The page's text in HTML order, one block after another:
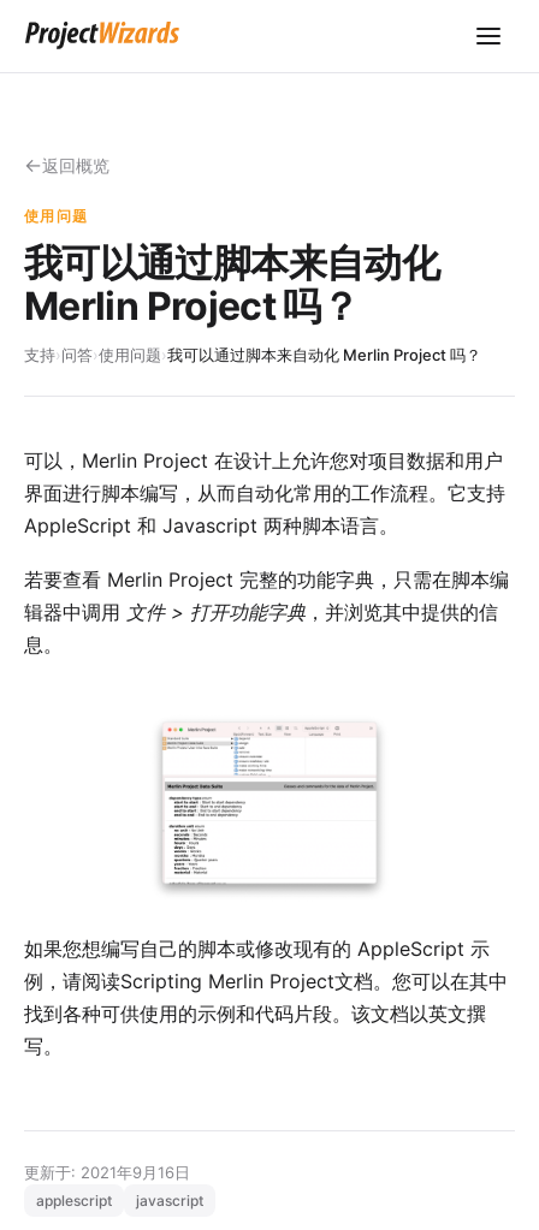
返回概览
使用问题
我可以通过脚本来自动化
Merlin Project 吗？
支持›问答›使用问题›我可以通过脚本来自动化 Merlin Project 吗？
可以，Merlin Project 在设计上允许您对项目数据和用户
界面进行脚本编写，从而自动化常用的工作流程。它支持
AppleScript 和 Javascript 两种脚本语言。
若要查看 Merlin Project 完整的功能字典，只需在脚本编
辑器中调用 文件 > 打开功能字典 ，并浏览其中提供的信
息。
如果您想编写自己的脚本或修改现有的 AppleScript 示
例，请阅读Scripting Merlin Project文档。您可以在其中
找到各种可供使用的示例和代码片段。该文档以英文撰
写。
更新于: 2021年9月16日
applescript javascript